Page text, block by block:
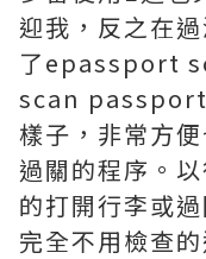
迎我，反之在
了epassport
scan passport
樣子，非常方
過關的程序。
的打開行李或
完全不用檢查的